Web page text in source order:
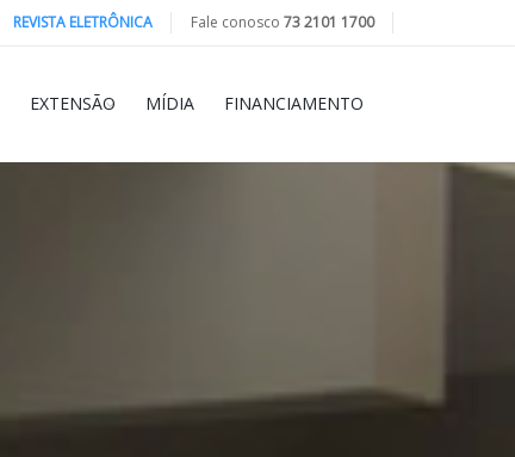
REVISTA ELETRÔNICA Fale conosco 73 2101 1700
EXTENSÃO MÍDIA FINANCIAMENTO